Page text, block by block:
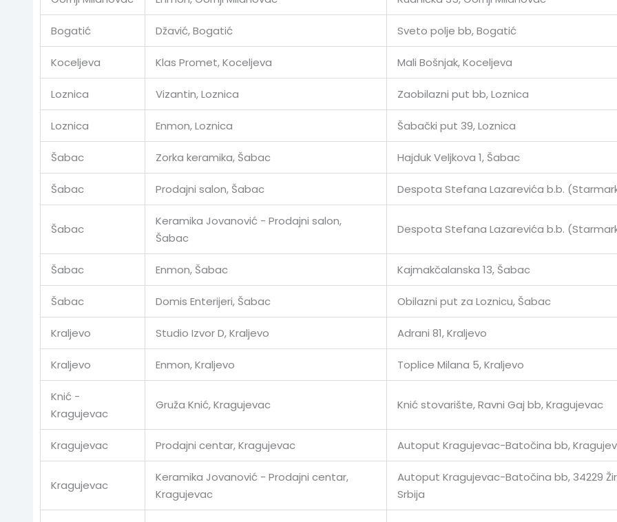
Bogatić Džavić, Bogatić Sveto polje bb, Bogatić
Koceljeva Klas Promet, Koceljeva Mali Bošnjak, Koceljeva
Loznica Vizantin, Loznica Zaobilazni put bb, Loznica
Loznica Enmon, Loznica Šabački put 39, Loznica
Šabac Zorka keramika, Šabac Hajduk Veljkova 1, Šabac
Šabac Prodajni salon, Šabac Despota Stefana Lazarevića b.b.
Šabac
Keramika Jovanović - Prodajni salon,
Šabac
Despota Stefana Lazarevića b.b.
Šabac Enmon, Šabac Kajmakčalanska 13, Šabac
Šabac Domis Enterijeri, Šabac Obilazni put za Loznicu, Šabac
Kraljevo Studio Izvor D, Kraljevo Adrani 81, Kraljevo
Kraljevo Enmon, Kraljevo Toplice Milana 5, Kraljevo
Knić -
Kragujevac
Gruža Knić, Kragujevac Knić stovarište, Ravni Gaj bb, Kragujevac
Kragujevac Prodajni centar, Kragujevac Autoput Kragujevac-Batočina bb,
Kragujevac
Keramika Jovanović - Prodajni centar,
Kragujevac
Autoput Kragujevac-Batočina bb, 34229
Srbija